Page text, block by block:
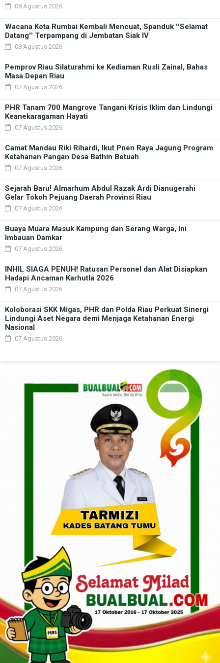
08 Agustus 2026
Wacana Kota Rumbai Kembali Mencuat, Spanduk ''Selamat
Datang'' Terpampang di Jembatan Siak IV
08 Agustus 2026
Pemprov Riau Silaturahmi ke Kediaman Rusli Zainal, Bahas
Masa Depan Riau
07 Agustus 2026
PHR Tanam 700 Mangrove Tangani Krisis Iklim dan Lindungi
Keanekaragaman Hayati
07 Agustus 2026
Camat Mandau Riki Rihardi, Ikut Pnen Raya Jagung Program
Ketahanan Pangan Desa Bathin Betuah
07 Agustus 2026
Sejarah Baru! Almarhum Abdul Razak Ardi Dianugerahi
Gelar Tokoh Pejuang Daerah Provinsi Riau
07 Agustus 2026
Buaya Muara Masuk Kampung dan Serang Warga, Ini
Imbauan Damkar
07 Agustus 2026
INHIL SIAGA PENUH! Ratusan Personel dan Alat Disiapkan
Hadapi Ancaman Karhutla 2026
07 Agustus 2026
Koloborasi SKK Migas, PHR dan Polda Riau Perkuat Sinergi
Lindungi Aset Negara demi Menjaga Ketahanan Energi
Nasional
07 Agustus 2026